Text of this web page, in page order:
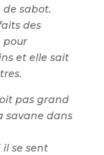
sabot.
des
pour
et elle sait
pas grand
savane dans
se sent